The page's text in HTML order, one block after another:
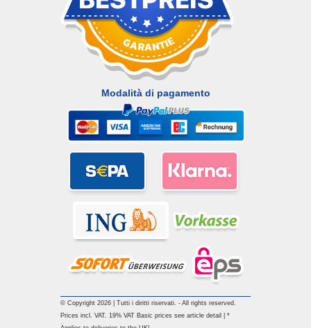
Modalità di pagamento
© Copyright 2026 | Tutti i diritti riservati. - All rights reserved.
Prices incl. VAT. 19% VAT Basic prices see article detail | *